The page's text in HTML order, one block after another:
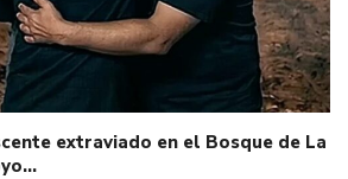
extraviado en el Bosque de La